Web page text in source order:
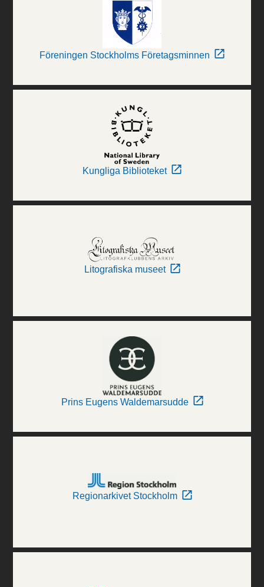
Föreningen Stockholms Företagsminnen
Kungliga Biblioteket
Litografiska museet
Prins Eugens Waldemarsudde
Regionarkivet Stockholm